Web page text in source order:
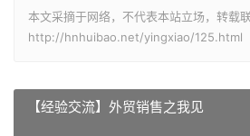
本文采摘于网络，不代表本站立场，转载
http://hnhuibao.net/yingxiao/125.html
【经验交流】外贸销售之我见